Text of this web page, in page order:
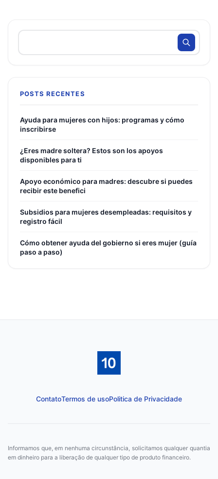
POSTS RECENTES
Ayuda para mujeres con hijos: programas y cómo
inscribirse
¿Eres madre soltera? Estos son los apoyos
disponibles para ti
Apoyo económico para madres: descubre si puedes
recibir este benefici
Subsidios para mujeres desempleadas: requisitos y
registro fácil
Cómo obtener ayuda del gobierno si eres mujer (guía
paso a paso)
ContatoTermos de usoPolitica de Privacidade
Informamos que, em nenhuma circunstância, solicitamos qualquer quantia
em dinheiro para a liberação de qualquer tipo de produto financeiro.